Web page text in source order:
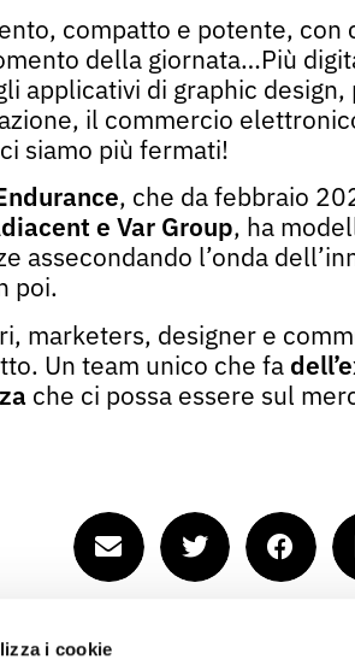
i cookie
compatto e potente, con
della giornata…Più
applicativi di graphic
il commercio
siamo più fermati!
, che da febbraio
e VarGroup, ha
assecondando l’onda
poi.
marketers, designer e
Un team unico che fa
che ci possa essere sul